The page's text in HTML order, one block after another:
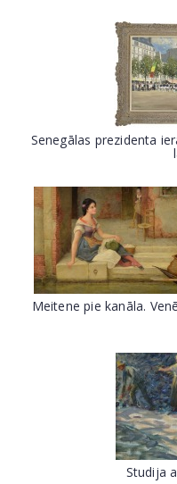
Senegālas prezidenta
Meitene pie kanāla.
Studija